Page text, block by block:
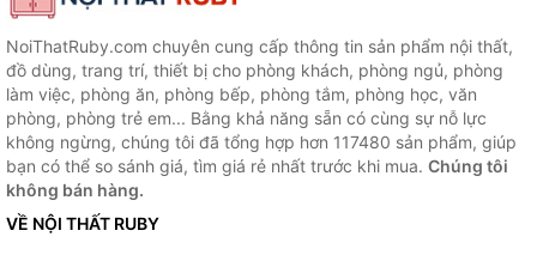
NoiThatRuby.com chuyên cung cấp thông tin sản phẩm nội thất,
đồ dùng, trang trí, thiết bị cho phòng khách, phòng ngủ, phòng
làm việc, phòng ăn, phòng bếp, phòng tắm, phòng học, văn
phòng, phòng trẻ em... Bằng khả năng sẵn có cùng sự nỗ lực
không ngừng, chúng tôi đã tổng hợp hơn 117480 sản phẩm, giúp
bạn có thể so sánh giá, tìm giá rẻ nhất trước khi mua. Chúng tôi
không bán hàng.
VỀ NỘI THẤT RUBY